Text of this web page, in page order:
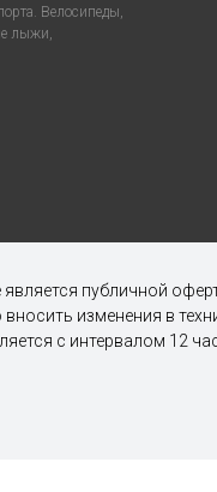
Велосипеды,
лыжи,
является публичной
изменения в
с интервалом 12